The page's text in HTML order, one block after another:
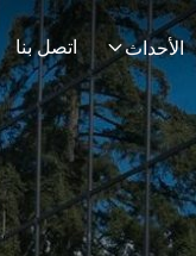
الأحداث اتصل بنا